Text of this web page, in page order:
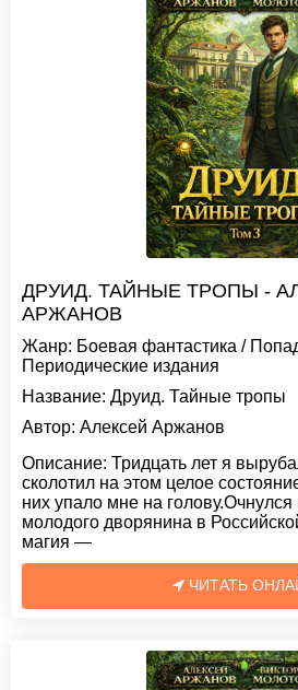
ДРУИД. ТАЙНЫЕ ТРОПЫ -
АРЖАНОВ
Жанр: Боевая фантастика /
Периодические издания
Название: Друид. Тайные тропы
Автор: Алексей Аржанов
Описание: Тридцать лет я
сколотил на этом целое
них упало мне на
молодого дворянина в
магия —
ЧИТАТЬ